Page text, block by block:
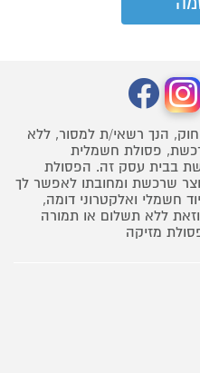
הנך רשאי/ת למסור, ללא
פסולת חשמלית
בבית עסק זה. הפסולת
שרכשת ומחובתו לאפשר לך
חשמלי ואלקטרוני דומה,
ללא תשלום או תמורה
מזיקה